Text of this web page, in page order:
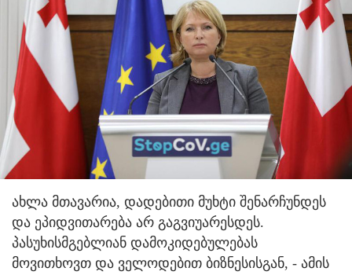
ახლა მთავარია, დადებითი მუხტი შენარჩუნდეს
და ეპიდვითარება არ გაგვიუარესდეს.
პასუხისმგებლიან დამოკიდებულებას
მოვითხოვთ და ველოდებით ბიზნესისგან, - ამის